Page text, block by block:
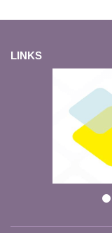
LINKS